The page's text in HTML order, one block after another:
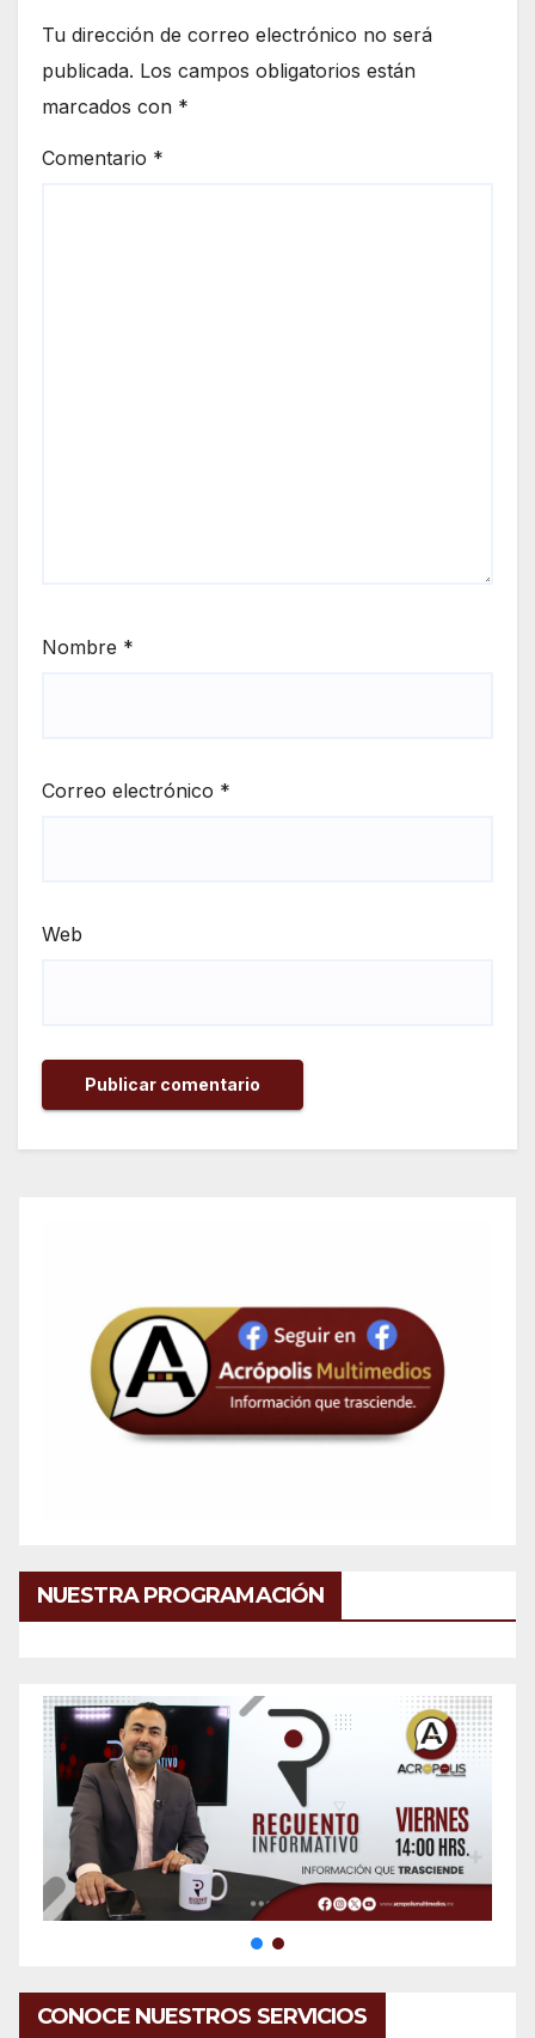
Tu dirección de correo electrónico no será
publicada. Los campos obligatorios están
marcados con *
Comentario *
Nombre *
Correo electrónico *
Web
NUESTRA PROGRAMACIÓN
CONOCE NUESTROS SERVICIOS